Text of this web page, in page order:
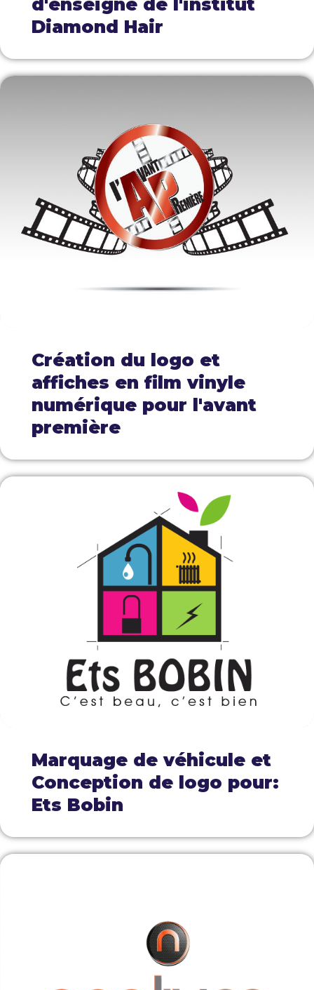
d'enseigne de l'institut
Diamond Hair
Création du logo et
affiches en film vinyle
numérique pour l'avant
première
Marquage de véhicule et
Conception de logo pour:
Ets Bobin